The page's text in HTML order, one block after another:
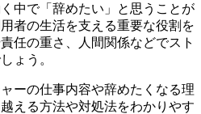
中で「辞めたい」と思うことが
者の生活を支える重要な役割を
任の重さ、人間関係などでスト
ょう。
ーの仕事内容や辞めたくなる理
える方法や対処法をわかりやす